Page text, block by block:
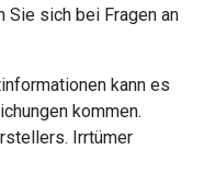
Sie sich bei Fragen an
kann es
kommen.
Irrtümer